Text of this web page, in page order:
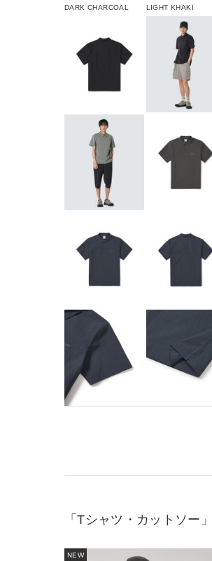
DARK CHARCOAL LIGHT KHAKI
「Tシャツ・カットソー
NEW